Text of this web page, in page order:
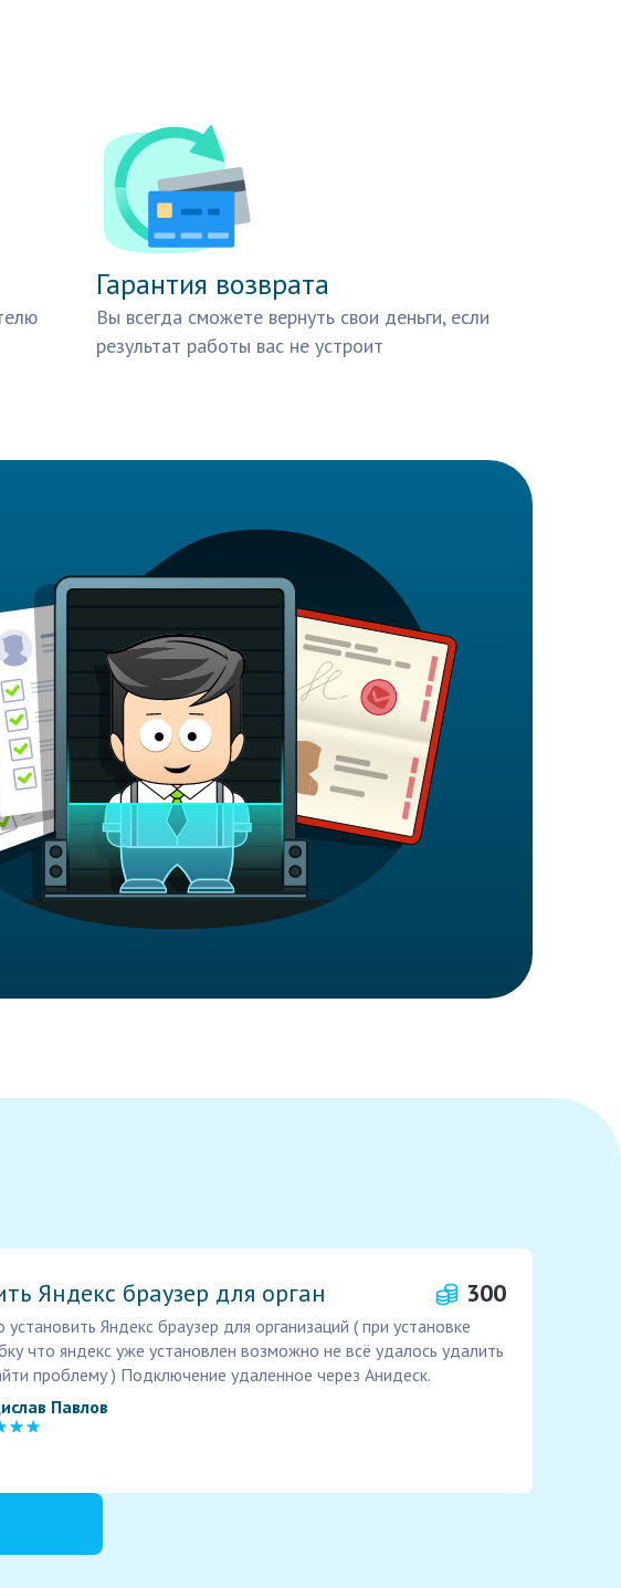
Гарантия возврата
Вы всегда сможете вернуть свои деньги, если
результат работы вас не устроит
Яндекс браузер для орган 300
Яндекс браузер для организаций ( при установке
что яндекс уже установлен возможно не всё удалось удалить
проблему ) Подключение удаленное через Анидеск.
Павлов